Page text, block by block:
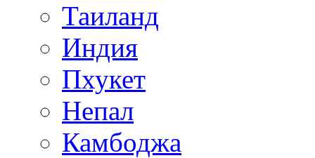
Таиланд
Индия
Пхукет
Непал
Камбоджа